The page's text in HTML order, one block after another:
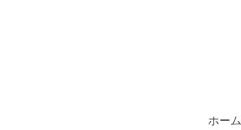
ホーム